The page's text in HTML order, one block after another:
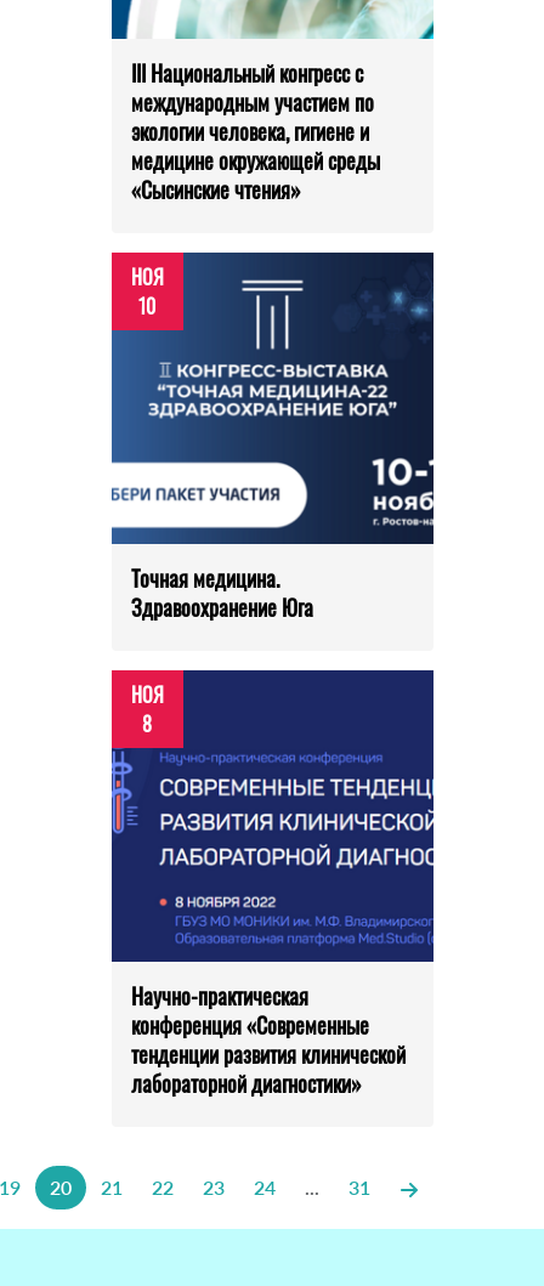
III Национальный конгресс с
международным участием по
экологии человека, гигиене и
медицине окружающей среды
«Сысинские чтения»
НОЯ
10
Точная медицина.
Здравоохранение Юга
НОЯ
8
Научно-практическая
конференция «Современные
тенденции развития клинической
лабораторной диагностики»
20 21 22 23 24 ... 31